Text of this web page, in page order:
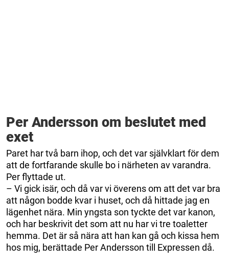
Per Andersson om beslutet med
exet
Paret har två barn ihop, och det var självklart för dem
att de fortfarande skulle bo i närheten av varandra.
Per flyttade ut.
– Vi gick isär, och då var vi överens om att det var bra
att någon bodde kvar i huset, och då hittade jag en
lägenhet nära. Min yngsta son tyckte det var kanon,
och har beskrivit det som att nu har vi tre toaletter
hemma. Det är så nära att han kan gå och kissa hem
hos mig, berättade Per Andersson till Expressen då.